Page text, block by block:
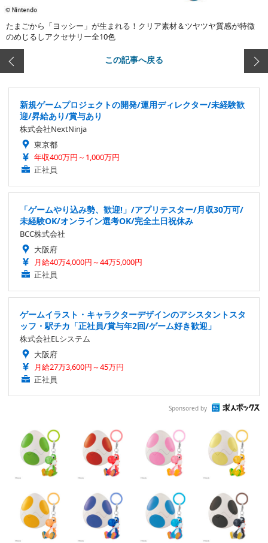
たまごから「ヨッシー」が生まれる！クリア素材＆ツヤツヤ質感が特徴
のめじるしアクセサリー全10色
この記事へ戻る
新規ゲームプロジェクトの開発/運用ディレクター/未経験歓
迎/昇給あり/賞与あり
株式会社NextNinja
東京都
年収400万円～1,000万円
正社員
「ゲームやり込み勢、歓迎!」/アプリテスター/月収30万可/
未経験OK/オンライン選考OK/完全土日祝休み
BCC株式会社
大阪府
月給40万4,000円～44万5,000円
正社員
ゲームイラスト・キャラクターデザインのアシスタントスタ
ッフ・駅チカ「正社員/賞与年2回/ゲーム好き歓迎」
株式会社ELシステム
大阪府
月給27万3,600円～45万円
正社員
Sponsored by